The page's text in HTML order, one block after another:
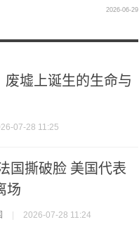
2026-06-29
废墟上诞生的生命与
07-28 11:25
国撕破脸 美国代表
场
2026-07-28 11:24